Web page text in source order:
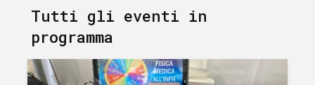
Tutti gli eventi in
programma